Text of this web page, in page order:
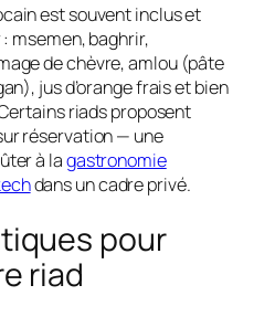
est souvent inclus et
msemen, baghrir,
de chèvre, amlou (pâte
jus d’orange frais et bien
riads proposent
réservation — une
à lagastronomie
dans un cadre privé.
pour
riad